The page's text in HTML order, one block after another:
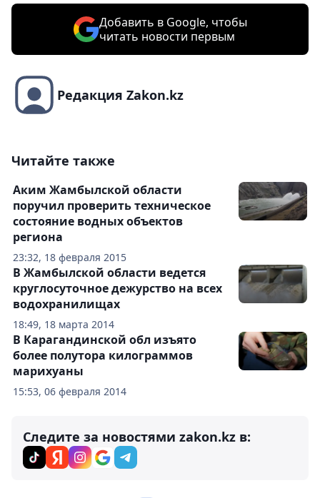
Добавить в Google, чтобы
читать новости первым
Редакция Zakon.kz
Читайте также
23:32, 18 февраля 2015
Аким Жамбылской области
поручил проверить техническое
состояние водных объектов
региона
18:49, 18 марта 2014
В Жамбылской области ведется
круглосуточное дежурство на всех
водохранилищах
15:53, 06 февраля 2014
В Карагандинской обл изъято
более полутора килограммов
марихуаны
Следите за новостями zakon.kz в: